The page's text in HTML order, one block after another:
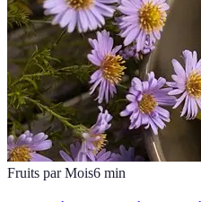
Fruits par Mois6 min